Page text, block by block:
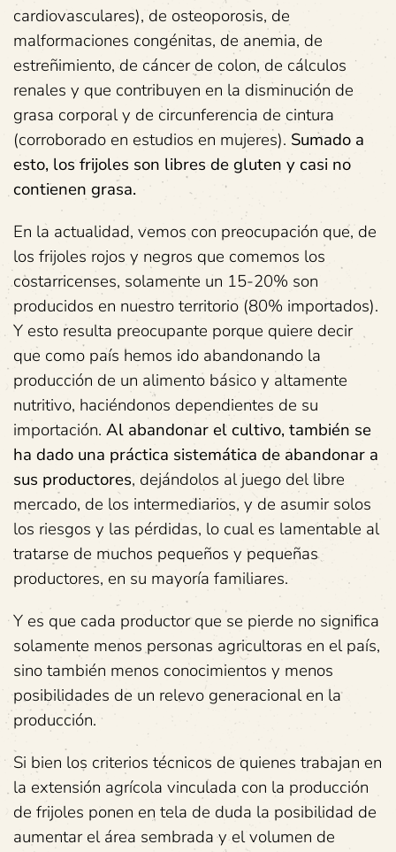
cardiovasculares), de osteoporosis, de
malformaciones congénitas, de anemia, de
estreñimiento, de cáncer de colon, de cálculos
renales y que contribuyen en la disminución de
grasa corporal y de circunferencia de cintura
(corroborado en estudios en mujeres). Sumado a
esto, los frijoles son libres de gluten y casi no
contienen grasa.
En la actualidad, vemos con preocupación que, de
los frijoles rojos y negros que comemos los
costarricenses, solamente un 15-20% son
producidos en nuestro territorio (80% importados).
Y esto resulta preocupante porque quiere decir
que como país hemos ido abandonando la
producción de un alimento básico y altamente
nutritivo, haciéndonos dependientes de su
importación. Al abandonar el cultivo, también se
ha dado una práctica sistemática de abandonar a
sus productores, dejándolos al juego del libre
mercado, de los intermediarios, y de asumir solos
los riesgos y las pérdidas, lo cual es lamentable al
tratarse de muchos pequeños y pequeñas
productores, en su mayoría familiares.
Y es que cada productor que se pierde no significa
solamente menos personas agricultoras en el país,
sino también menos conocimientos y menos
posibilidades de un relevo generacional en la
producción.
Si bien los criterios técnicos de quienes trabajan en
la extensión agrícola vinculada con la producción
de frijoles ponen en tela de duda la posibilidad de
aumentar el área sembrada y el volumen de